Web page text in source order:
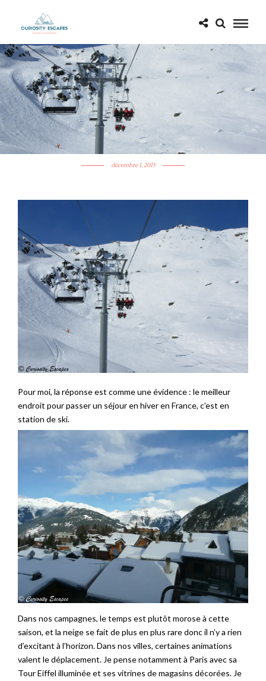
#ENFRANCEAUSSI: UN SÉJOUR
À LA NEIGE
décembre 1, 2015
Pour moi, la réponse est comme une évidence : le meilleur
endroit pour passer un séjour en hiver en France, c’est en
station de ski.
Dans nos campagnes, le temps est plutôt morose à cette
saison, et la neige se fait de plus en plus rare donc il n’y a rien
d’excitant à l’horizon. Dans nos villes, certaines animations
valent le déplacement. Je pense notamment à Paris avec sa
Tour Eiffel illuminée et ses vitrines de magasins décorées. Je